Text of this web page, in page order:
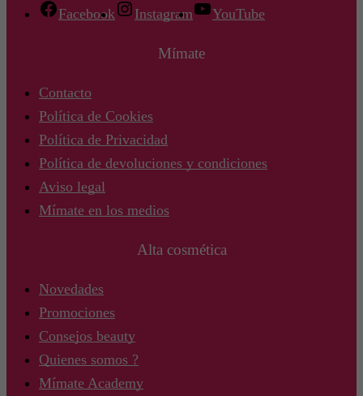
Facebook Instagram YouTube
Mímate
Contacto
Política de Cookies
Política de Privacidad
Política de devoluciones y condiciones
Aviso legal
Mímate en los medios
Alta cosmética
Novedades
Promociones
Consejos beauty
Quienes somos ?
Mímate Academy